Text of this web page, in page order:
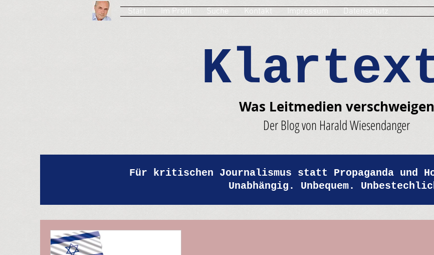
Start Im Profil Suche Kontakt Impressum Datenschutz
Was Leitmedien verschweigen
Der Blog von Harald Wiesendanger
Für kritischen Journalismus statt Propaganda und
Unabhängig. Unbequem.